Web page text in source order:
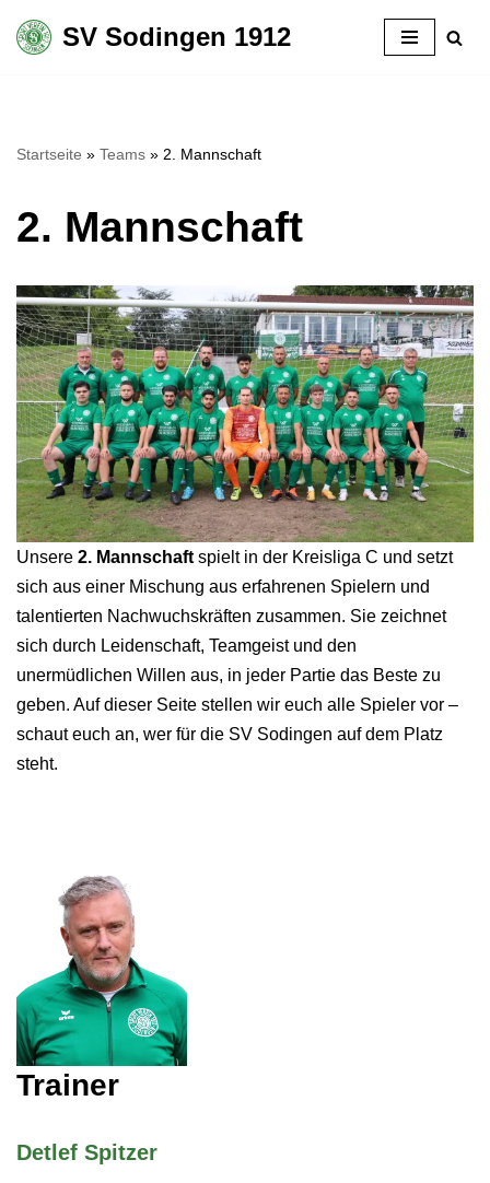
Zum
SV Sodingen 1912
Startseite » Teams » 2. Mannschaft
2. Mannschaft
Unsere 2. Mannschaftspielt in der Kreisliga C und setzt
sich aus einer Mischung aus erfahrenen Spielern und
talentierten Nachwuchskräften zusammen. Sie zeichnet
sich durch Leidenschaft, Teamgeist und den
unermüdlichen Willen aus, in jeder Partie das Beste zu
geben. Auf dieser Seite stellen wir euch alle Spieler vor –
schaut euch an, wer für die SV Sodingen auf dem Platz
steht.
Trainer
Detlef Spitzer